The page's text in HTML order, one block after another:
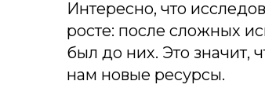
Интересно, что
росте: после сложных
был до них. Это значит,
нам новые ресурсы.